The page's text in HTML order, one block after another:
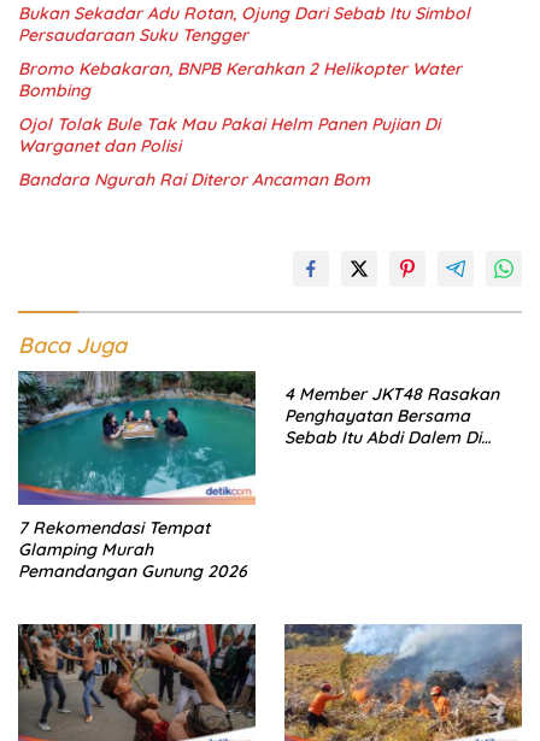
Bukan Sekadar Adu Rotan, Ojung Dari Sebab Itu Simbol
Persaudaraan Suku Tengger
Bromo Kebakaran, BNPB Kerahkan 2 Helikopter Water
Bombing
Ojol Tolak Bule Tak Mau Pakai Helm Panen Pujian Di
Warganet dan Polisi
Bandara Ngurah Rai Diteror Ancaman Bom
Baca Juga
7 Rekomendasi Tempat
Glamping Murah
Pemandangan Gunung 2026
4 Member JKT48 Rasakan
Penghayatan Bersama
Sebab Itu Abdi Dalem Di